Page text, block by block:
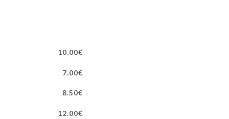
10.00€
7.00€
8.50€
12.00€